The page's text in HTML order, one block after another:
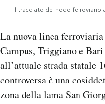
Il tracciato del nodo ferroviario
La nuova linea
Campus, Triggiano e
all’attuale strada statale
controversa è una
zona della lama San